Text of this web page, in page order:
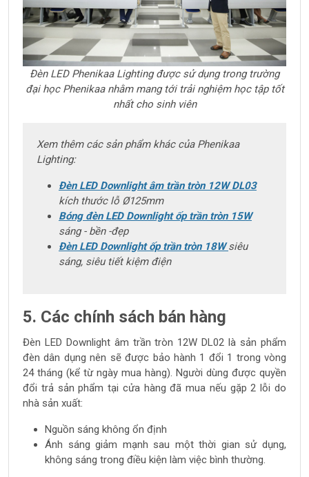
Đèn LED Phenikaa Lighting được sử dụng trong trường
đại học Phenikaa nhằm mang tới trải nghiệm học tập tốt
nhất cho sinh viên
Xem thêm các sản phẩm khác của Phenikaa
Lighting:
Đèn LED Downlight âm trần tròn 12W DL03
kích thước lỗ Ø125mm
Bóng đèn LED Downlight ốp trần tròn 15W
sáng - bền -đẹp
Đèn LED Downlight ốp trần tròn 18Wsiêu
sáng, siêu tiết kiệm điện
5. Các chính sách bán hàng
Đèn LED Downlight âm trần tròn 12W DL02 là sản phẩm
đèn dân dụng nên sẽ được bảo hành 1 đổi 1 trong vòng
24 tháng (kể từ ngày mua hàng). Người dùng được quyền
đổi trả sản phẩm tại cửa hàng đã mua nếu gặp 2 lỗi do
nhà sản xuất:
Nguồn sáng không ổn định
Ánh sáng giảm mạnh sau một thời gian sử dụng,
không sáng trong điều kiện làm việc bình thường.